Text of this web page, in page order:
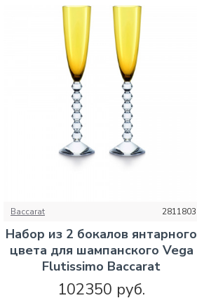
Baccarat 2811803
Набор из 2 бокалов янтарного
цвета для шампанского Vega
Flutissimo Baccarat
102350 руб.